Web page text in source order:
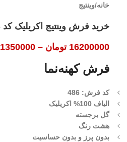
خانه/وینتیج
خرید فرش وینتیج اکریلیک کد 486
16200000 تومان –
1350000
فرش کهنه‌نما
کد فرش: 486
الیاف 100% اکریلیک
گل برجسته
هشت رنگ
بدون پرز و بدون حساسیت